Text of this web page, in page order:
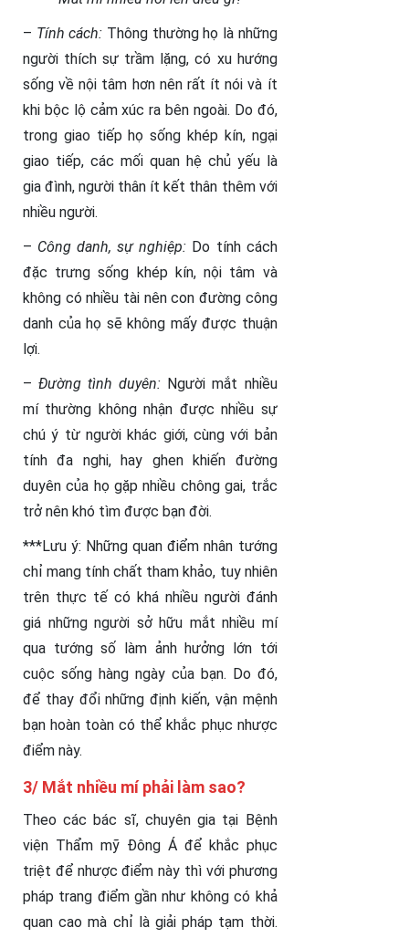
– Tính cách: Thông thường họ là những
người thích sự trầm lặng, có xu hướng
sống về nội tâm hơn nên rất ít nói và ít
khi bộc lộ cảm xúc ra bên ngoài. Do đó,
trong giao tiếp họ sống khép kín, ngại
giao tiếp, các mối quan hệ chủ yếu là
gia đình, người thân ít kết thân thêm với
nhiều người.
– Công danh, sự nghiệp: Do tính cách
đặc trưng sống khép kín, nội tâm và
không có nhiều tài nên con đường công
danh của họ sẽ không mấy được thuận
lợi.
– Đường tình duyên: Người mắt nhiều
mí thường không nhận được nhiều sự
chú ý từ người khác giới, cùng với bản
tính đa nghi, hay ghen khiến đường
duyên của họ gặp nhiều chông gai, trắc
trở nên khó tìm được bạn đời.
***Lưu ý: Những quan điểm nhân tướng
chỉ mang tính chất tham khảo, tuy nhiên
trên thực tế có khá nhiều người đánh
giá những người sở hữu mắt nhiều mí
qua tướng số làm ảnh hưởng lớn tới
cuộc sống hàng ngày của bạn. Do đó,
để thay đổi những định kiến, vận mệnh
bạn hoàn toàn có thể khắc phục nhược
điểm này.
3/ Mắt nhiều mí phải làm sao?
Theo các bác sĩ, chuyên gia tại Bệnh
viện Thẩm mỹ Đông Á để khắc phục
triệt để nhược điểm này thì với phương
pháp trang điểm gần như không có khả
quan cao mà chỉ là giải pháp tạm thời.